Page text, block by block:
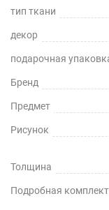
Защита
Термостойкость
До +70°С.
Влагостойкость
Защита
тип ткани
декор
подарочная
Бренд
Предмет
Рисунок
Толщина
Подробная